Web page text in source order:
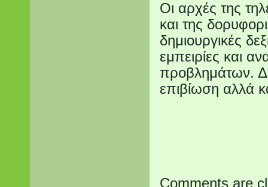
Οι αρχές της
και της
δημιουργικές
εμπειρίες και
προβλημάτων.
επιβίωση αλλά
Comments are